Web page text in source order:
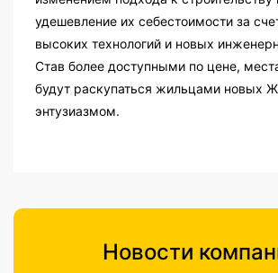
удешевление их себестоимости за
высоких технологий и новых
Став более доступными по цене,
будут раскупаться жильцами новых
энтузиазмом.
Новости